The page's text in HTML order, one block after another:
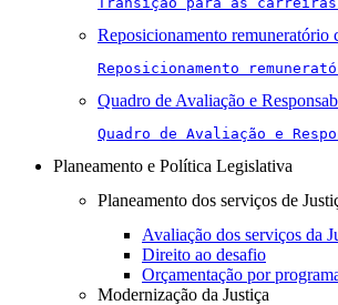
Reposicionamento remuneratório
Reposicionamento
Quadro de Avaliação e
Quadro de Avaliação e
Planeamento e Política Legislativa
Planeamento dos serviços de
Avaliação dos serviços da
Direito ao desafio
Orçamentação por
Modernização da Justiça